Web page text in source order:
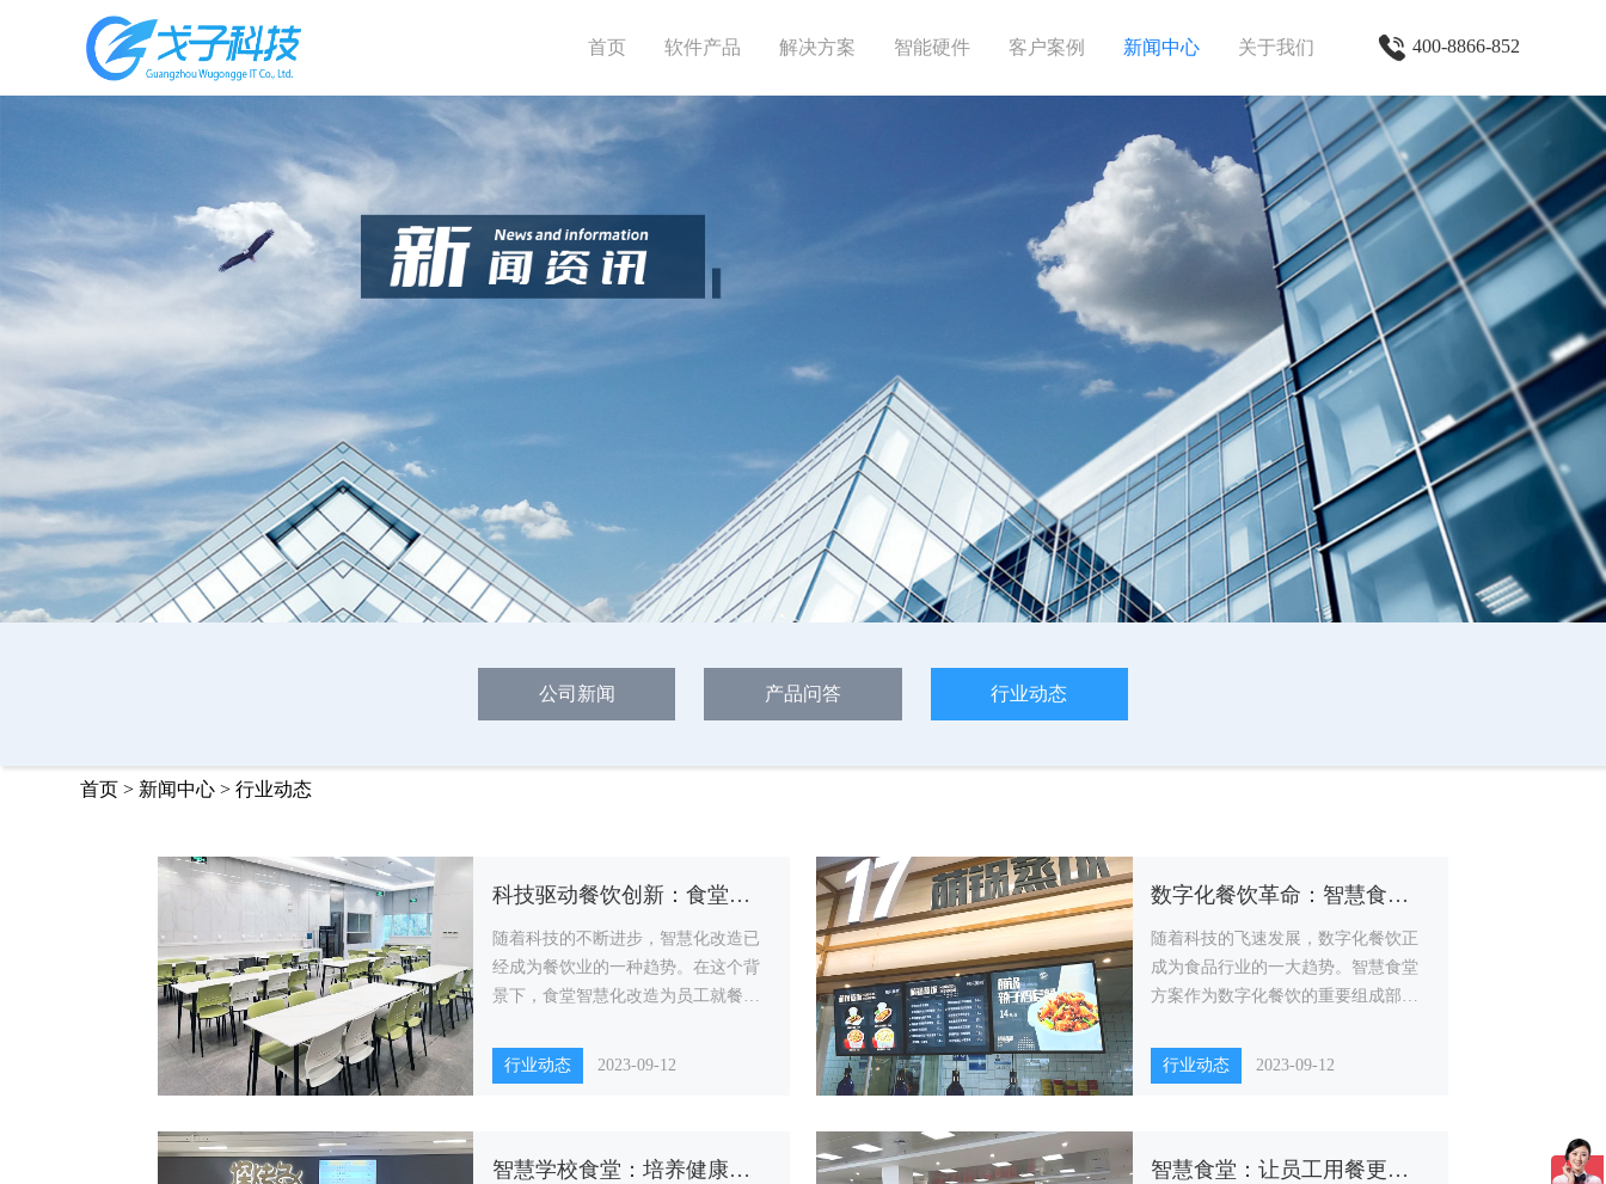
首页 软件产品 解决方案 智能硬件 客户案例 新闻中心 关于我们 400-8866-852
公司新闻 产品问答 行业动态
首页 > 新闻中心 >行业动态
科技驱动餐饮创新：食堂智慧化改造方案
随着科技的不断进步，智慧化改造已
经成为餐饮业的一种趋势。在这个背
景下，食堂智慧化改造为员工就餐体
的提升空间。
行业动态 2023-09-12
数字化餐饮革命：智慧食堂方案重新定义用餐体验
随着科技的飞速发展，数字化餐饮正
成为食品行业的一大趋势。智慧食堂
方案作为数字化餐饮的重要组成部
提高用餐效率和管理水平。
行业动态 2023-09-12
智慧学校食堂：培养健康饮食习惯的关键 智慧食堂：让员工用餐更便捷、健康与可持续